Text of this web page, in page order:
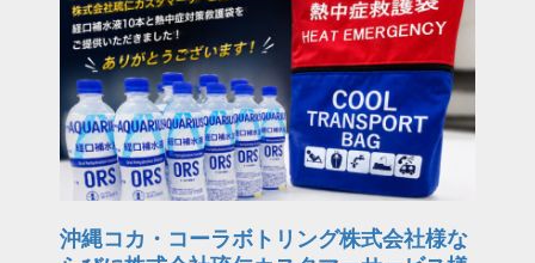
沖縄コカ・コーラボトリング株式会社様な